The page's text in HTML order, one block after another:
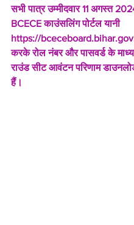
सभी पात्र उम्मीदवार 11 अगस्त
BCECE काउंसलिंग पोर्टल यानी
https://
करके रोल नंबर और पासवर्ड के
राउंड सीट आवंटन परिणाम
हैं।